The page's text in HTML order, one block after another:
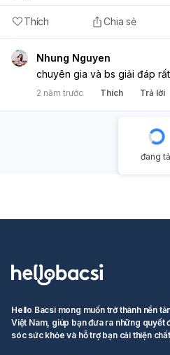
Thích Chia sẻ
Nhung Nguyen
chuyên gia và bs giải đáp
2 năm trước Thích Trả lời
đang
Hello Bacsi mong muốn trở thành nền
Việt Nam, giúp bạn đưa ra những quyết
sóc sức khỏe và hỗ trợ bạn cải thiện